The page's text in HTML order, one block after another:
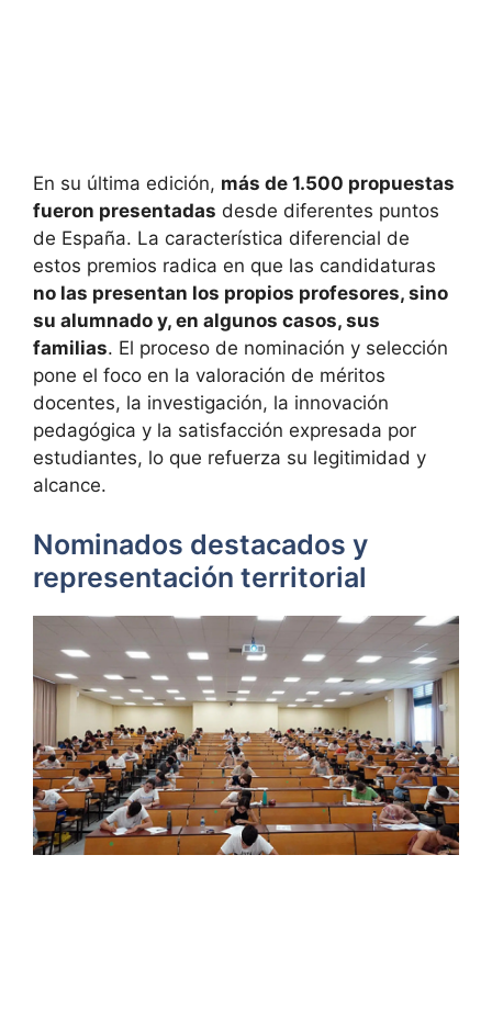
En su última edición, más de 1.500 propuestas
fueron presentadas desde diferentes puntos
de España. La característica diferencial de
estos premios radica en que las candidaturas
no las presentan los propios profesores, sino
su alumnado y, en algunos casos, sus
familias. El proceso de nominación y selección
pone el foco en la valoración de méritos
docentes, la investigación, la innovación
pedagógica y la satisfacción expresada por
estudiantes, lo que refuerza su legitimidad y
alcance.
Nominados destacados y
representación territorial